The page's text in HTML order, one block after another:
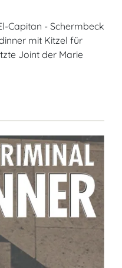
Capitan - Schermbeck
mit Kitzel für
Joint der Marie